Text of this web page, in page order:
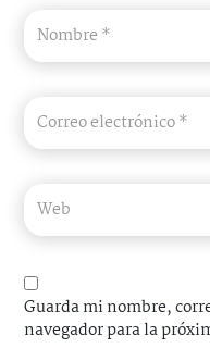
Guarda mi nombre,
navegador para la